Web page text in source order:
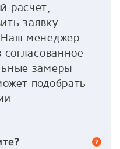
расчет,
заявку
менеджер
замеры
подобрать